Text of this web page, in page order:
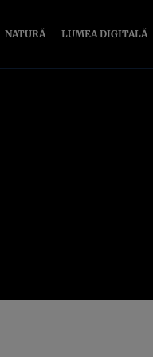
NATURĂ LUMEA DIGITALĂ